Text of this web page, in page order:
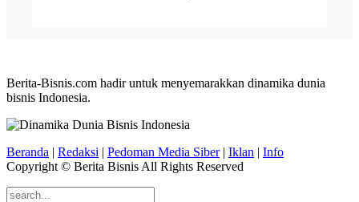
Berita-Bisnis.com hadir untuk menyemarakkan dinamika dunia
bisnis Indonesia.
Beranda | Redaksi | Pedoman Media Siber| Iklan | Info
Copyright © Berita Bisnis All Rights Reserved